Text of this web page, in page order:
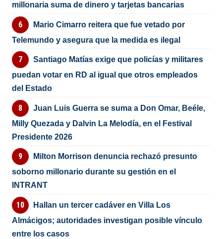
millonaria suma de dinero y tarjetas bancarias
Mario Cimarro reitera que fue vetado por
Telemundo y asegura que la medida es ilegal
Santiago Matías exige que policías y militares
puedan votar en RD al igual que otros empleados
del Estado
Juan Luis Guerra se suma a Don Omar, Beéle,
Milly Quezada y Dalvin La Melodía, en el Festival
Presidente 2026
Milton Morrison denuncia rechazó presunto
soborno millonario durante su gestión en el
INTRANT
Hallan un tercer cadáver en Villa Los
Almácigos; autoridades investigan posible vínculo
entre los casos